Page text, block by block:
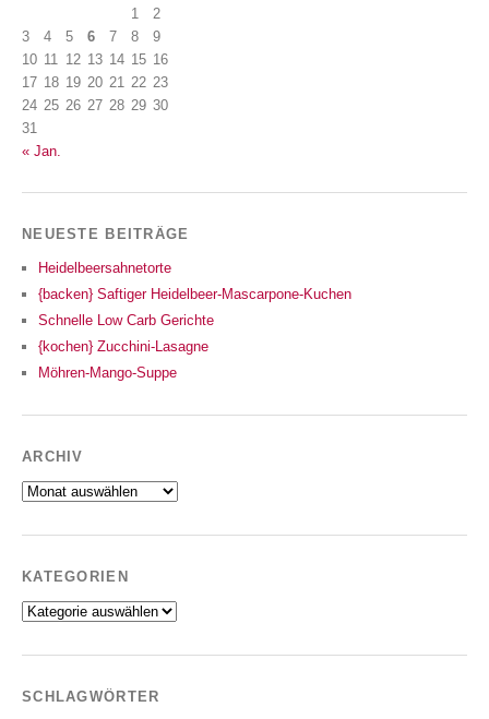
1
2
3
4 5 6 7 8
9
10 11 12 13 14 15 16
17 18 19 20 21 22 23
24 25 26 27 28 29 30
31
« Jan.
NEUESTE BEITRÄGE
Heidelbeersahnetorte
{backen} Saftiger Heidelbeer-Mascarpone-Kuchen
Schnelle Low Carb Gerichte
{kochen} Zucchini-Lasagne
Möhren-Mango-Suppe
ARCHIV
Archiv
KATEGORIEN
Kategorien
SCHLAGWÖRTER